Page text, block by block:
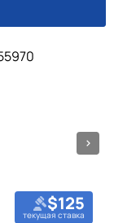
$125
текущая ставка